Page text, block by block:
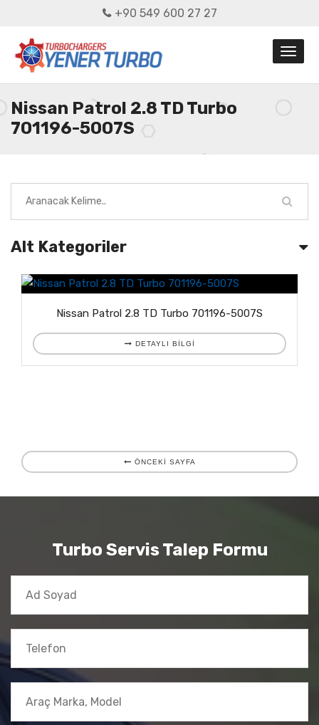
+90 549 600 27 27
Nissan Patrol 2.8 TD Turbo
701196-5007S
Alt Kategoriler
Nissan Patrol 2.8 TD Turbo 701196-5007S
DETAYLI BILGI
ÖNCEKİ SAYFA
Turbo Servis Talep Formu